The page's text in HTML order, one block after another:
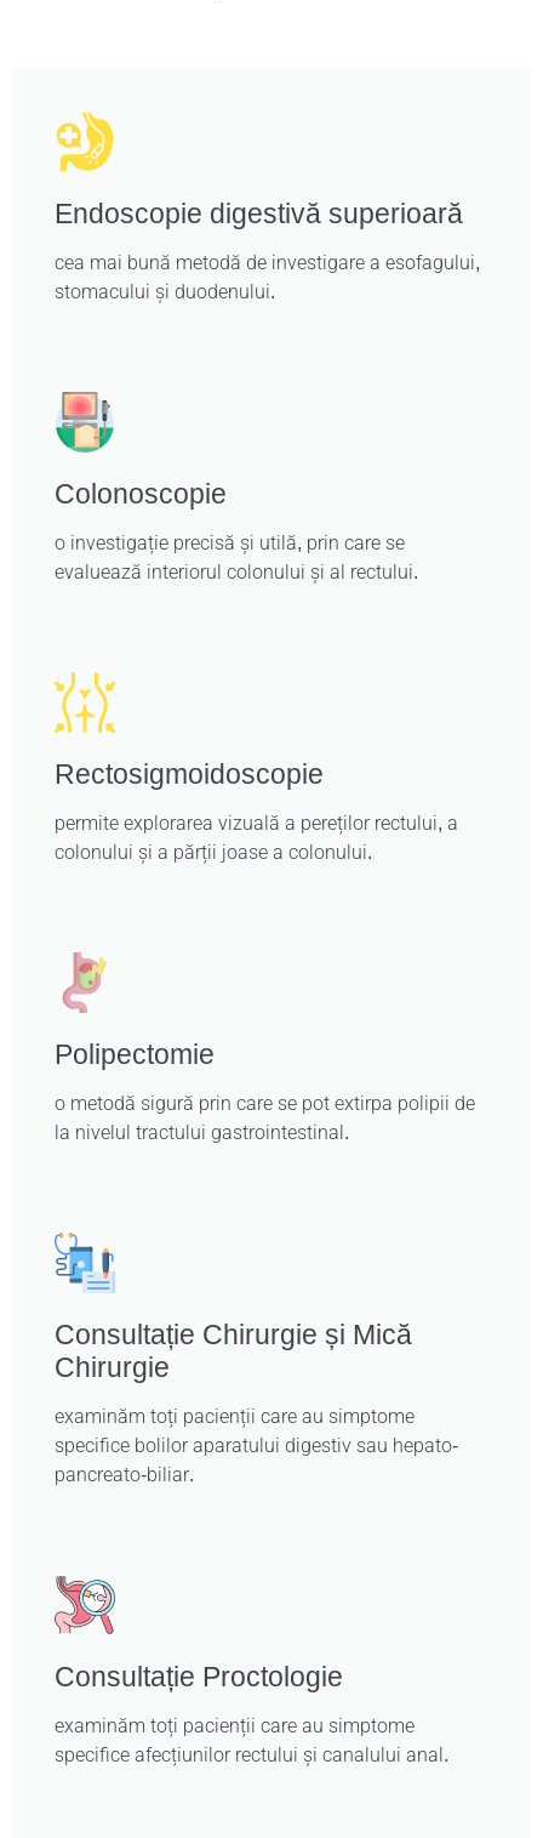
Endoscopie digestivă superioară
cea mai bună metodă de investigare a esofagului,
stomacului și duodenului.
Colonoscopie
o investigație precisă și utilă, prin care se
evaluează interiorul colonului și al rectului.
Rectosigmoidoscopie
permite explorarea vizuală a pereților rectului, a
colonului și a părții joase a colonului.
Polipectomie
o metodă sigură prin care se pot extirpa polipii de
la nivelul tractului gastrointestinal.
Consultație Chirurgie și Mică
Chirurgie
examinăm toți pacienții care au simptome
specifice bolilor aparatului digestiv sau hepato-
pancreato-biliar.
Consultație Proctologie
examinăm toți pacienții care au simptome
specifice afecțiunilor rectului și canalului anal.